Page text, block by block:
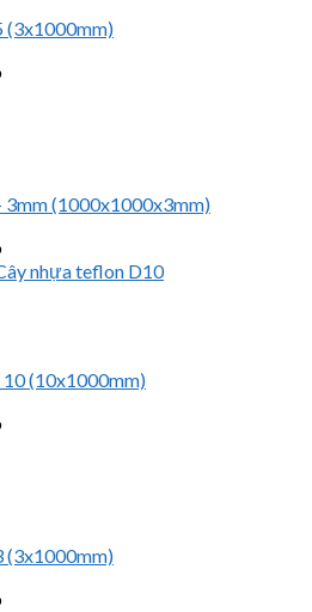
(3x1000mm)
3mm (1000x1000x3mm)
(10x1000mm)
(3x1000mm)